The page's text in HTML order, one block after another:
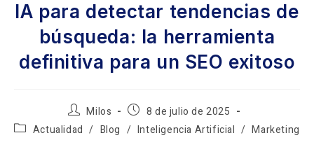
IA para detectar tendencias de
búsqueda: la herramienta
definitiva para un SEO exitoso
Milos
8 de julio de 2025
Actualidad / Blog / Inteligencia Artificial / Marketing